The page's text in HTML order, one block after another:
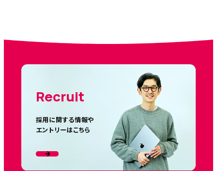
Recruit
採用に関する情報や
エントリーはこちら